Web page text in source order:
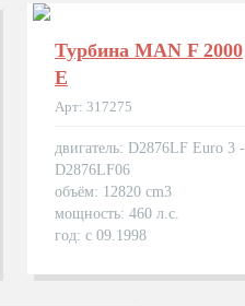
Турбина MAN F 2000
E
Арт: 317275
двигатель: D2876LF Euro 3 -
D2876LF06
объём: 12820 cm3
мощность: 460 л.с.
год: с 09.1998